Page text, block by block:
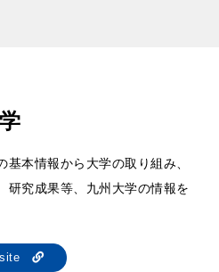
本情報から大学の取り組み、
研究成果等、九州大学の情報を